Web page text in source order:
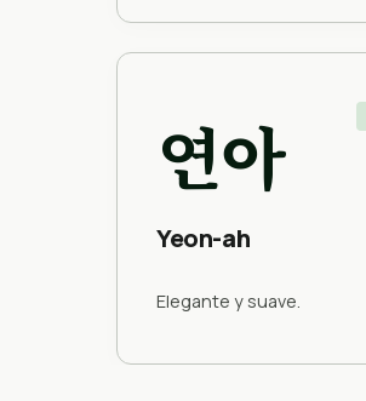
연아
Yeon-ah
Elegante y suave.